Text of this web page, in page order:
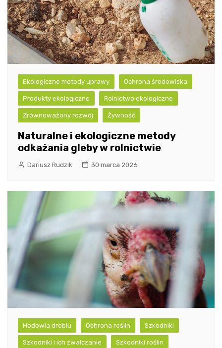
Ekologiczne metody uprawy Ochrona środowiska
Produkty ekologiczne Rolnictwo ekologiczne
Zrównoważony rozwój Żywność
Naturalne i ekologiczne metody
odkażania gleby w rolnictwie
Dariusz Rudzik 30 marca 2026
Hodowla drobiu Ochrona roślin Szkodniki
Szkodniki i ich zwalczanie Szkodniki roślin